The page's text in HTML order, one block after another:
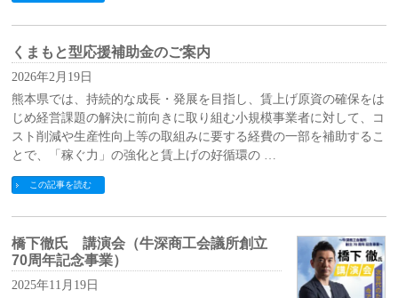
くまもと型応援補助金のご案内
2026年2月19日
熊本県では、持続的な成長・発展を目指し、賃上げ原資の確保をは
じめ経営課題の解決に前向きに取り組む小規模事業者に対して、コ
スト削減や生産性向上等の取組みに要する経費の一部を補助するこ
とで、「稼ぐ力」の強化と賃上げの好循環の …
この記事を読む
橋下徹氏 講演会（牛深商工会議所創立
70周年記念事業）
2025年11月19日